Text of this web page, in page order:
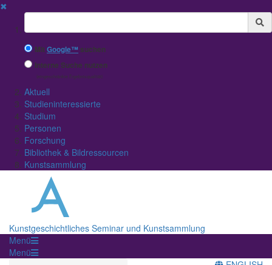
✖
Suchbegriff
MitGoogle™ suchen
Interne Suche nutzen
(eingeschränkte Ergebnisqualität)
Aktuell
Studieninteressierte
Studium
Personen
Forschung
Bibliothek & Bildressourcen
Kunstsammlung
Kunstgeschichtliches Seminar und Kunstsammlung
Menü
Menü